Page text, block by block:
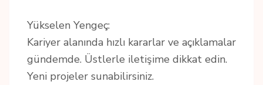
Yükselen Yengeç:
Kariyer alanında hızlı kararlar ve açıklamalar
gündemde. Üstlerle iletişime dikkat edin.
Yeni projeler sunabilirsiniz.